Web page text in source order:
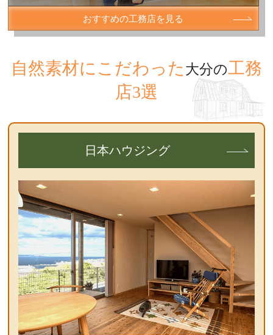
樹豆珈琲@モデルハウス店にて永野清彦氏に
よる 個展を開催します！
是非お越しください(^^)
おすすめの工務店を見る
自然素材にこだわった 大分の工務
店3選
日本ハウジング